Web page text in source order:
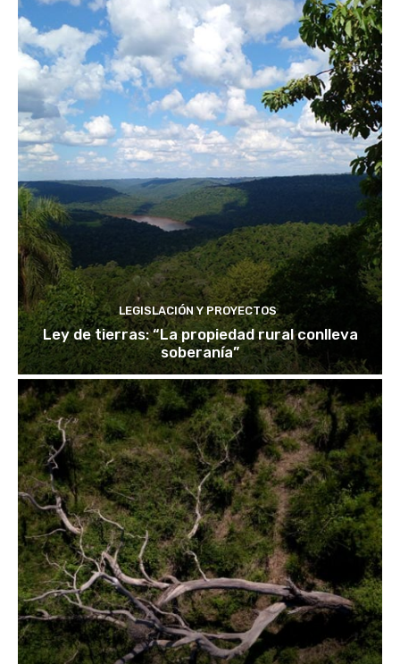
LEGISLACIÓN Y PROYECTOS
Ley de tierras: “La propiedad rural conlleva
soberanía”